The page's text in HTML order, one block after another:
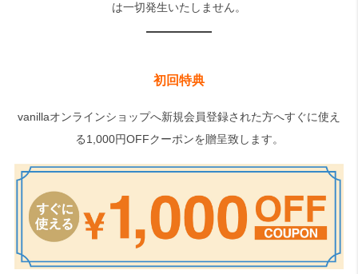
検索
は一切発生いたしません。
初回特典
vanillaオンラインショップへ新規会員登録された方へすぐに使え
る1,000円OFFクーポンを贈呈致します。